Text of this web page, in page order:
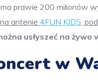
ma prawie 200 milionów
antenie 4FUN KIDS ,
usłyszeć na żywo
w